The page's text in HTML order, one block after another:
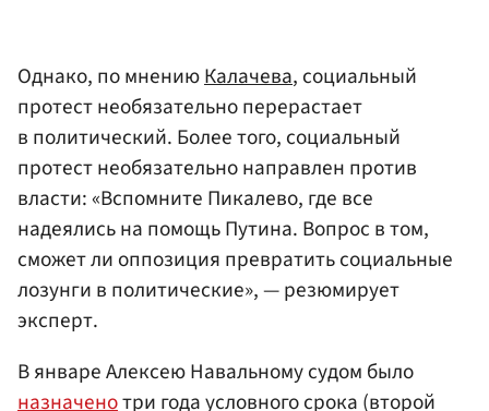
Однако, по мнениюКалачева, социальный
протест необязательно перерастает
в политический. Более того, социальный
протест необязательно направлен против
власти: «Вспомните Пикалево, где все
надеялись на помощь Путина. Вопрос в том,
сможет ли оппозиция превратить социальные
лозунги в политические», — резюмирует
эксперт.
В январе Алексею Навальному судом было
назначенотри года условного срока (второй